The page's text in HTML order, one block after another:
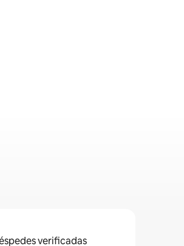
verificadas